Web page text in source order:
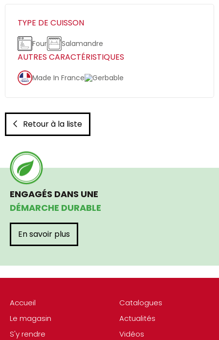
TYPE DE CUISSON
Four Salamandre
AUTRES CARACTÉRISTIQUES
Made In France Gerbable
Retour à la liste
Accueil
Le magasin
S'y rendre
Catalogues
Actualités
Vidéos
ENGAGÉS DANS UNE
DÉMARCHE DURABLE
En savoir plus